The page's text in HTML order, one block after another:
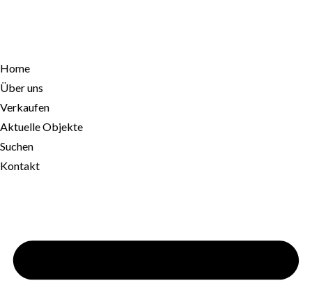
Home
Über uns
Verkaufen
Aktuelle Objekte
Suchen
Kontakt